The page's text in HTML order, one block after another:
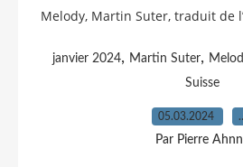
Melody, Martin Suter, traduit de
janvier 2024, Martin Suter,
Suisse
05.03.2024
Par Pierre